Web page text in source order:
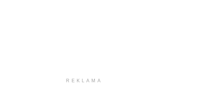
REKLAMA